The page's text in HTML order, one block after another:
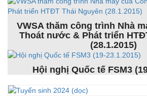
VWSA thăm công trình Nhà
Thoát nước & Phát triển
(28.1.2015)
Hội nghị Quốc tế FSM3